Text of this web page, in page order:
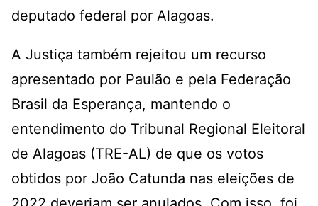
deputado federal por Alagoas.
A Justiça também rejeitou um recurso
apresentado por Paulão e pela Federação
Brasil da Esperança, mantendo o
entendimento do Tribunal Regional Eleitoral
de Alagoas (TRE-AL) de que os votos
obtidos por João Catunda nas eleições de